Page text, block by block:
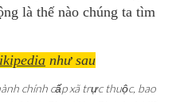
là thế nào chúng ta tìm
như sau
chính cấp xã trực thuộc, bao